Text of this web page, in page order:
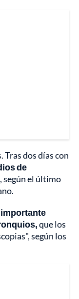
Tras dos días con
de
, según el último
que los
según los